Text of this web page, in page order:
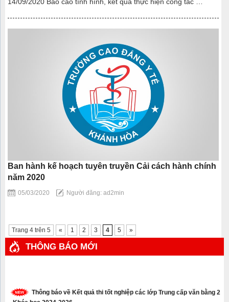
14/09/2020 Báo cáo tình hình, kết quả thực hiện công tác …
Ban hành kế hoạch tuyên truyền Cải cách hành chính
năm 2020
05/03/2020 Người đăng: ad2min
Trang 4 trên 5 « 1 2 3 4 5 »
THÔNG BÁO MỚI
Thông báo về Kết quả thi tốt nghiệp các lớp Trung cấp văn bằng 2
– Khóa học 2024-2026